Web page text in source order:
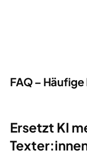
FAQ –
Ersetzt KI